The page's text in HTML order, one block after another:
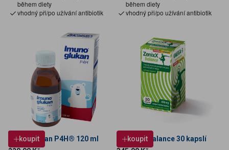
během diety
vhodný při/po užívání antibiotik
během diety
vhodný při/po užívání antibiotik
PRO DĚTI
koupit
Imunoglukan P4H® 120 ml
koupit
ZenixX® Balance 30 kapslí